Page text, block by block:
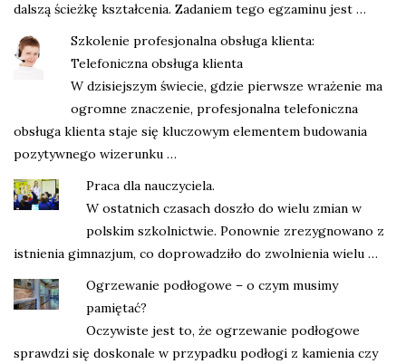
dalszą ścieżkę kształcenia. Zadaniem tego egzaminu jest …
Szkolenie profesjonalna obsługa klienta:
Telefoniczna obsługa klienta
W dzisiejszym świecie, gdzie pierwsze wrażenie ma
ogromne znaczenie, profesjonalna telefoniczna
obsługa klienta staje się kluczowym elementem budowania
pozytywnego wizerunku …
Praca dla nauczyciela.
W ostatnich czasach doszło do wielu zmian w
polskim szkolnictwie. Ponownie zrezygnowano z
istnienia gimnazjum, co doprowadziło do zwolnienia wielu …
Ogrzewanie podłogowe – o czym musimy
pamiętać?
Oczywiste jest to, że ogrzewanie podłogowe
sprawdzi się doskonale w przypadku podłogi z kamienia czy